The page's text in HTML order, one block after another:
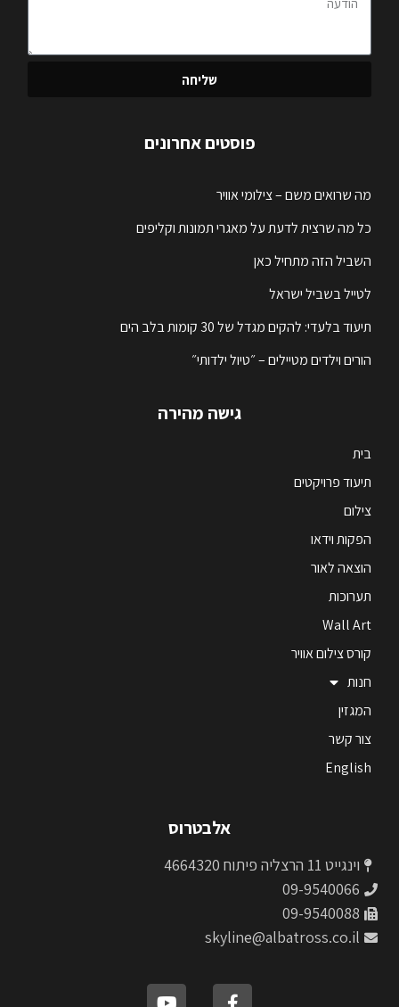
שליחה
פוסטים אחרונים
מה שרואים משם – צילומי אוויר
כל מה שרצית לדעת על מאגרי תמונות וקליפים
השביל הזה מתחיל כאן
לטייל בשביל ישראל
תיעוד בלעדי: להקים מגדל של 30 קומות בלב הים
הורים וילדים מטיילים – ״טיול ילדותי״
גישה מהירה
בית
תיעוד פרויקטים
צילום
הפקות וידאו
הוצאה לאור
תערוכות
Wall Art
קורס צילום אוויר
חנות
המגזין
צור קשר
English
אלבטרוס
וינגייט 11 הרצליה פיתוח 4664320
09-9540066
09-9540088
skyline@albatross.co.il